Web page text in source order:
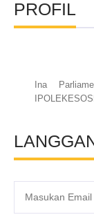
PROFIL
Ina